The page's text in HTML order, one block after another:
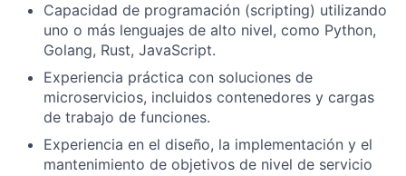
Capacidad de programación (scripting) utilizando
uno o más lenguajes de alto nivel, como Python,
Golang, Rust, JavaScript.
Experiencia práctica con soluciones de
microservicios, incluidos contenedores y cargas
de trabajo de funciones.
Experiencia en el diseño, la implementación y el
mantenimiento de objetivos de nivel de servicio